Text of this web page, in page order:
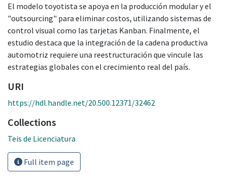
El modelo toyotista se apoya en la producción modular y el
"outsourcing" para eliminar costos, utilizando sistemas de
control visual como las tarjetas Kanban. Finalmente, el
estudio destaca que la integración de la cadena productiva
automotriz requiere una reestructuración que vincule las
estrategias globales con el crecimiento real del país.
URI
https://hdl.handle.net/20.500.12371/32462
Collections
Teis de Licenciatura
Full item page